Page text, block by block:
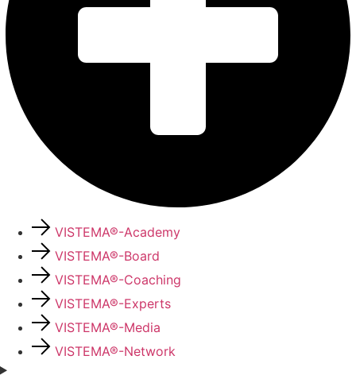
VISTEMA®-Academy
VISTEMA®-Board
VISTEMA®-Coaching
VISTEMA®-Experts
VISTEMA®-Media
VISTEMA®-Network